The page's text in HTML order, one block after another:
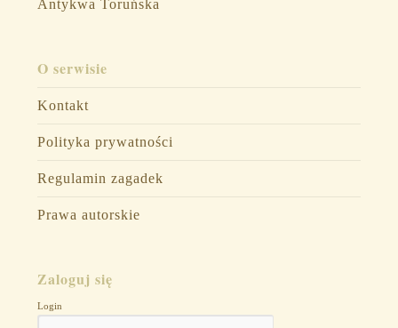
Antykwa Toruńska
O serwisie
Kontakt
Polityka prywatności
Regulamin zagadek
Prawa autorskie
Zaloguj się
Login